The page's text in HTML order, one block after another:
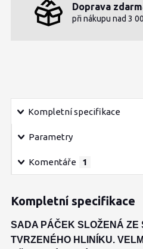
Doprava
při nákupu nad 3
Kompletní specifikace
Parametry
Komentáře 1
Kompletní specifikace
SADA PÁČEK SLOŽENÁ ZE
TVRZENÉHO HLINÍKU.